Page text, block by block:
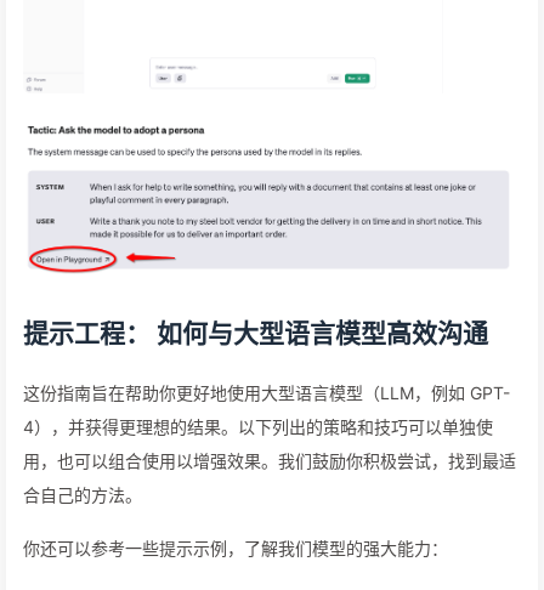
提示工程： 如何与大型语言模型高效沟通
这份指南旨在帮助你更好地使用大型语言模型（LLM，例如 GPT-
4），并获得更理想的结果。以下列出的策略和技巧可以单独使
用，也可以组合使用以增强效果。我们鼓励你积极尝试，找到最适
合自己的方法。
你还可以参考一些提示示例，了解我们模型的强大能力：